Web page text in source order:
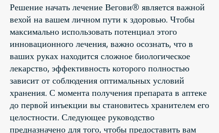
Решение начать лечение Вегови® является важной
вехой на вашем личном пути к здоровью. Чтобы
максимально использовать потенциал этого
инновационного лечения, важно осознать, что в
ваших руках находится сложное биологическое
лекарство, эффективность которого полностью
зависит от соблюдения оптимальных условий
хранения. С момента получения препарата в аптеке
до первой инъекции вы становитесь хранителем его
целостности. Следующее руководство
предназначено для того, чтобы предоставить вам